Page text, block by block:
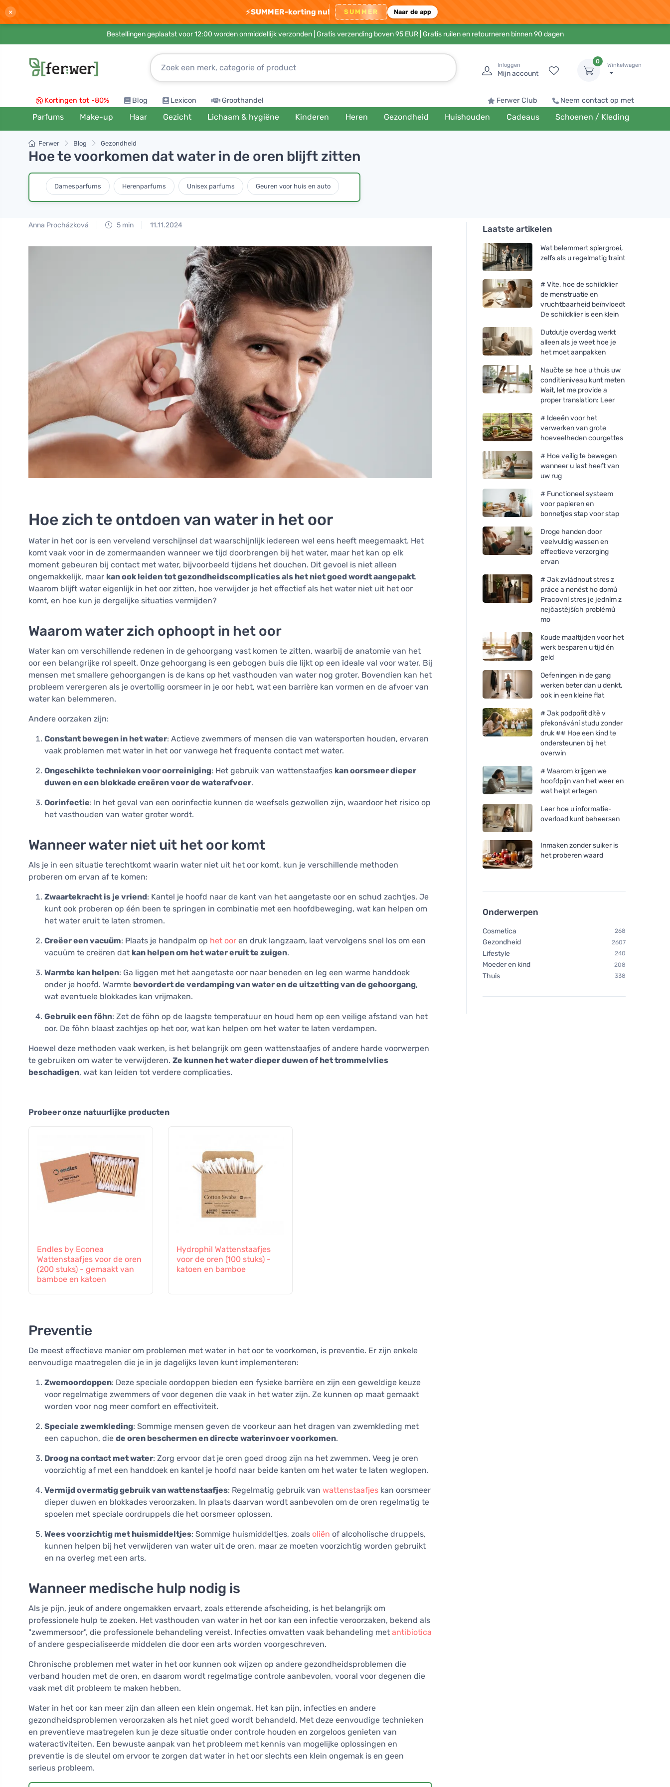
× ⚡SUMMER-korting nu! SUMMER Naar de app
Bestellingen geplaatst voor 12:00 worden onmiddellijk verzonden | Gratis verzending boven 95 EUR| Gratis ruilen en retourneren binnen 90 dagen
Inloggen
Mijn account
0
Winkelwagen
Kortingen tot -80% Blog Lexicon Groothandel Ferwer Club Neem contact op met
Parfums Make-up Haar Gezicht Lichaam & hygiëne Kinderen Heren Gezondheid Huishouden Cadeaus Schoenen / Kleding
Ferwer Blog Gezondheid
Hoe te voorkomen dat water in de oren blijft zitten
Damesparfums Herenparfums Unisex parfums Geuren voor huis en auto
Anna Procházková 5 min 11.11.2024
Hoe zich te ontdoen van water in het oor
Water in het oor is een vervelend verschijnsel dat waarschijnlijk iedereen wel eens heeft meegemaakt. Het
komt vaak voor in de zomermaanden wanneer we tijd doorbrengen bij het water, maar het kan op elk
moment gebeuren bij contact met water, bijvoorbeeld tijdens het douchen. Dit gevoel is niet alleen
ongemakkelijk, maar kan ook leiden tot gezondheidscomplicaties als het niet goed wordt aangepakt.
Waarom blijft water eigenlijk in het oor zitten, hoe verwijder je het effectief als het water niet uit het oor
komt, en hoe kun je dergelijke situaties vermijden?
Waarom water zich ophoopt in het oor
Water kan om verschillende redenen in de gehoorgang vast komen te zitten, waarbij de anatomie van het
oor een belangrijke rol speelt. Onze gehoorgang is een gebogen buis die lijkt op een ideale val voor water. Bij
mensen met smallere gehoorgangen is de kans op het vasthouden van water nog groter. Bovendien kan het
probleem verergeren als je overtollig oorsmeer in je oor hebt, wat een barrière kan vormen en de afvoer van
water kan belemmeren.
Andere oorzaken zijn:
Constant bewegen in het water: Actieve zwemmers of mensen die van watersporten houden, ervaren
vaak problemen met water in het oor vanwege het frequente contact met water.
Ongeschikte technieken voor oorreiniging: Het gebruik van wattenstaafjes kan oorsmeer dieper
duwen en een blokkade creëren voor de waterafvoer.
Oorinfectie: In het geval van een oorinfectie kunnen de weefsels gezwollen zijn, waardoor het risico op
het vasthouden van water groter wordt.
Wanneer water niet uit het oor komt
Als je in een situatie terechtkomt waarin water niet uit het oor komt, kun je verschillende methoden
proberen om ervan af te komen:
Zwaartekracht is je vriend: Kantel je hoofd naar de kant van het aangetaste oor en schud zachtjes. Je
kunt ook proberen op één been te springen in combinatie met een hoofdbeweging, wat kan helpen om
het water eruit te laten stromen.
Creëer een vacuüm: Plaats je handpalm op het oor en druk langzaam, laat vervolgens snel los om een
vacuüm te creëren dat kan helpen om het water eruit te zuigen.
Warmte kan helpen: Ga liggen met het aangetaste oor naar beneden en leg een warme handdoek
onder je hoofd. Warmte bevordert de verdamping van water en de uitzetting van de gehoorgang,
wat eventuele blokkades kan vrijmaken.
Gebruik een föhn: Zet de föhn op de laagste temperatuur en houd hem op een veilige afstand van het
oor. De föhn blaast zachtjes op het oor, wat kan helpen om het water te laten verdampen.
Hoewel deze methoden vaak werken, is het belangrijk om geen wattenstaafjes of andere harde voorwerpen
te gebruiken om water te verwijderen. Ze kunnen het water dieper duwen of het trommelvlies
beschadigen, wat kan leiden tot verdere complicaties.
Probeer onze natuurlijke producten
Endles by Econea
Wattenstaafjes voor de oren
(200 stuks) - gemaakt van
bamboe en katoen
Hydrophil Wattenstaafjes
voor de oren (100 stuks) -
katoen en bamboe
Preventie
De meest effectieve manier om problemen met water in het oor te voorkomen, is preventie. Er zijn enkele
eenvoudige maatregelen die je in je dagelijks leven kunt implementeren:
Zwemoordoppen: Deze speciale oordoppen bieden een fysieke barrière en zijn een geweldige keuze
voor regelmatige zwemmers of voor degenen die vaak in het water zijn. Ze kunnen op maat gemaakt
worden voor nog meer comfort en effectiviteit.
Speciale zwemkleding: Sommige mensen geven de voorkeur aan het dragen van zwemkleding met
een capuchon, die de oren beschermen en directe waterinvoer voorkomen.
Droog na contact met water: Zorg ervoor dat je oren goed droog zijn na het zwemmen. Veeg je oren
voorzichtig af met een handdoek en kantel je hoofd naar beide kanten om het water te laten weglopen.
Vermijd overmatig gebruik van wattenstaafjes: Regelmatig gebruik van wattenstaafjes kan oorsmeer
dieper duwen en blokkades veroorzaken. In plaats daarvan wordt aanbevolen om de oren regelmatig te
spoelen met speciale oordruppels die het oorsmeer oplossen.
Wees voorzichtig met huismiddeltjes: Sommige huismiddeltjes, zoals oliën of alcoholische druppels,
kunnen helpen bij het verwijderen van water uit de oren, maar ze moeten voorzichtig worden gebruikt
en na overleg met een arts.
Wanneer medische hulp nodig is
Als je pijn, jeuk of andere ongemakken ervaart, zoals etterende afscheiding, is het belangrijk om
professionele hulp te zoeken. Het vasthouden van water in het oor kan een infectie veroorzaken, bekend als
"zwemmersoor", die professionele behandeling vereist. Infecties omvatten vaak behandeling met antibiotica
of andere gespecialiseerde middelen die door een arts worden voorgeschreven.
Chronische problemen met water in het oor kunnen ook wijzen op andere gezondheidsproblemen die
verband houden met de oren, en daarom wordt regelmatige controle aanbevolen, vooral voor degenen die
vaak met dit probleem te maken hebben.
Water in het oor kan meer zijn dan alleen een klein ongemak. Het kan pijn, infecties en andere
gezondheidsproblemen veroorzaken als het niet goed wordt behandeld. Met deze eenvoudige technieken
en preventieve maatregelen kun je deze situatie onder controle houden en zorgeloos genieten van
wateractiviteiten. Een bewuste aanpak van het probleem met kennis van mogelijke oplossingen en
preventie is de sleutel om ervoor te zorgen dat water in het oor slechts een klein ongemak is en geen
serieus probleem.
Laatste artikelen
Wat belemmert spiergroei,
zelfs als u regelmatig traint
# Víte, hoe de schildklier
de menstruatie en
vruchtbaarheid beïnvloedt
De schildklier is een klein
Dutdutje overdag werkt
alleen als je weet hoe je
het moet aanpakken
Naučte se hoe u thuis uw
conditieniveau kunt meten
Wait, let me provide a
proper translation: Leer
# Ideeën voor het
verwerken van grote
hoeveelheden courgettes
# Hoe veilig te bewegen
wanneer u last heeft van
uw rug
# Functioneel systeem
voor papieren en
bonnetjes stap voor stap
Droge handen door
veelvuldig wassen en
effectieve verzorging
ervan
# Jak zvládnout stres z
práce a nenést ho domů
Pracovní stres je jedním z
nejčastějších problémů
mo
Koude maaltijden voor het
werk besparen u tijd én
geld
Oefeningen in de gang
werken beter dan u denkt,
ook in een kleine flat
# Jak podpořit dítě v
překonávání studu zonder
druk ## Hoe een kind te
ondersteunen bij het
overwin
# Waarom krijgen we
hoofdpijn van het weer en
wat helpt ertegen
Leer hoe u informatie-
overload kunt beheersen
Inmaken zonder suiker is
het proberen waard
Onderwerpen
Cosmetica 268
Gezondheid 2607
Lifestyle 240
Moeder en kind 208
Thuis 338